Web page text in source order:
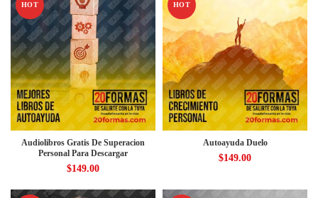
HOT
Audiolibros Gratis De Superacion
Personal Para Descargar
$149.00
HOT
Autoayuda Duelo
$149.00